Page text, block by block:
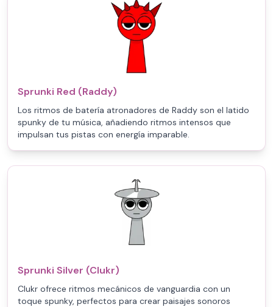
Sprunki Red (Raddy)
Los ritmos de batería atronadores de Raddy son el latido
spunky de tu música, añadiendo ritmos intensos que
impulsan tus pistas con energía imparable.
Sprunki Silver (Clukr)
Clukr ofrece ritmos mecánicos de vanguardia con un
toque spunky, perfectos para crear paisajes sonoros